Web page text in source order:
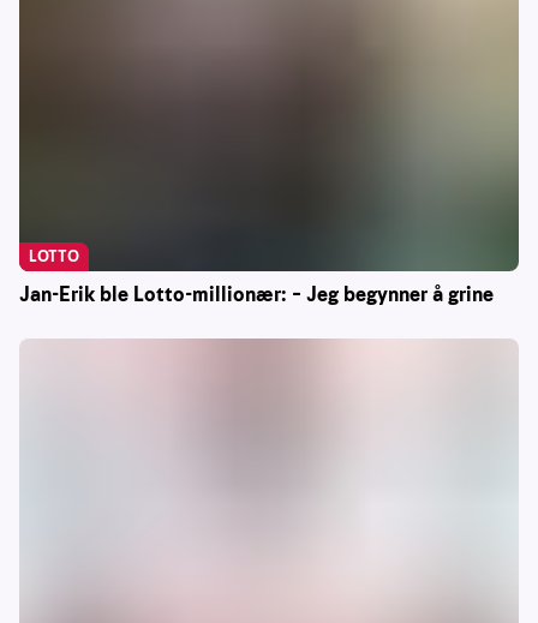
Jan-Erik ble Lotto-millionær: – Jeg begynner å grine
LOTTO